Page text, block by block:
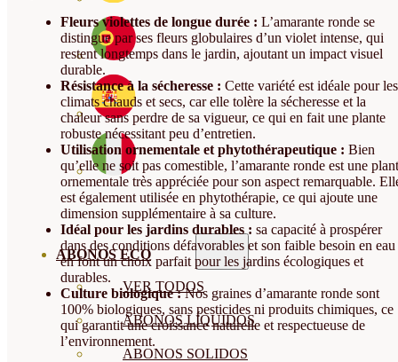
ABONOS ECO
VER TODOS
ABONOS LÍQUIDOS
ABONOS SOLIDOS
Fleurs violettes de longue durée : L’amarante ronde se
distingue par ses fleurs globulaires d’un violet intense, qui
restent longtemps dans le jardin, ajoutant un impact visuel
durable.
Résistance à la sécheresse : Cette variété est idéale pour les
climats chauds et secs, car elle tolère la sécheresse et la
chaleur sans perdre de sa vigueur, ce qui en fait une plante
robuste nécessitant peu d’entretien.
Utilisation ornementale et phytothérapeutique : Bien
qu’elle ne soit pas comestible, l’amarante ronde est une
ornementale très appréciée pour son aspect remarquable.
est également utilisée en phytothérapie, ce qui ajoute une
dimension supplémentaire à sa culture.
Idéal pour les jardins durables : sa capacité à prospérer
dans des conditions défavorables et son faible besoin en eau
en font un choix parfait pour les jardins écologiques et
durables.
Culture biologique :Nos graines d’amarante ronde sont
100% biologiques, sans pesticides ni produits chimiques, ce
qui garantit une croissance naturelle et respectueuse de
l’environnement.